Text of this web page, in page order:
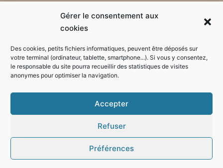
Gérer le consentement aux
cookies
Des cookies, petits fichiers informatiques, peuvent être déposés sur
votre terminal (ordinateur, tablette, smartphone...). Si vous y consentez,
le responsable du site pourra recueillir des statistiques de visites
anonymes pour optimiser la navigation.
Accepter
Refuser
Préférences
Contactez-nous
Horaires d'ouverture de la mairie
Mode sombre :